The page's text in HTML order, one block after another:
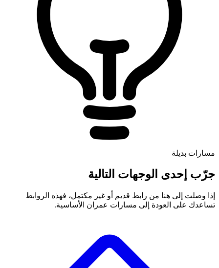
مسارات بديلة
جرّب إحدى الوجهات التالية
إذا وصلت إلى هنا من رابط قديم أو غير مكتمل، فهذه الروابط
تساعدك على العودة إلى مسارات عمران الأساسية.